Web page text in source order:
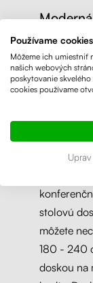
Výškovo
umožňuje
do
celého
pred
stolovú
môžete
180 - 240
doskou na
Používame cookies
Môžeme ich umiestniť
našich webových
poskytovanie
cookies používame
Uprav